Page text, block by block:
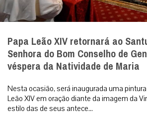
Papa Leão XIV retornará ao
Senhora do Bom Conselho de
véspera da Natividade de Maria
Nesta ocasião, será inaugurada uma
Leão XIV em oração diante da imagem da
estilo das de seus antece...